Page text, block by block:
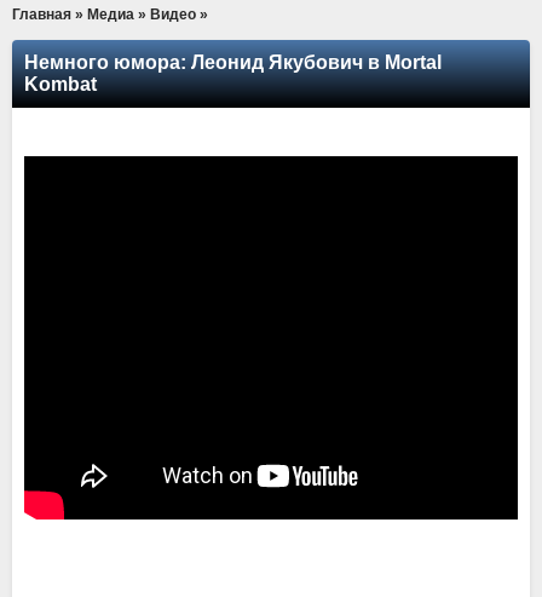
Главная » Медиа » Видео »
Немного юмора: Леонид Якубович в Mortal
Kombat